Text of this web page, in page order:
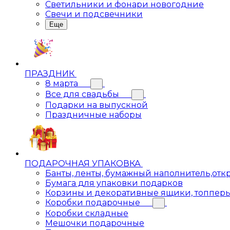
Светильники и фонари новогодние
Свечи и подсвечники
Еще
ПРАЗДНИК
8 марта
Все для свадьбы
Подарки на выпускной
Праздничные наборы
ПОДАРОЧНАЯ УПАКОВКА
Банты, ленты, бумажный
Бумага для упаковки подарков
Корзины и декоративные ящики,
Коробки подарочные
Коробки складные
Мешочки подарочные